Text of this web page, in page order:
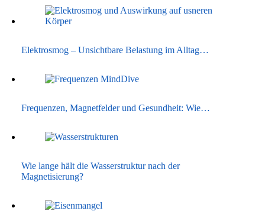
Elektrosmog – Unsichtbare Belastung im Alltag…
Frequenzen, Magnetfelder und Gesundheit: Wie…
Wie lange hält die Wasserstruktur nach der
Magnetisierung?